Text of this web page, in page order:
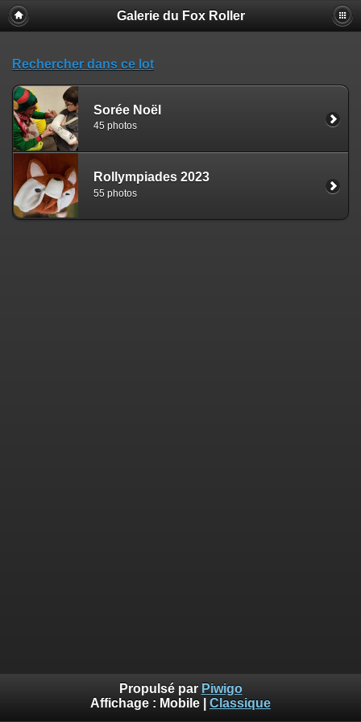
Galerie du Fox Roller
Rechercher dans ce lot
Sorée Noël
45 photos
Rollympiades 2023
55 photos
Propulsé par Piwigo
Affichage : Mobile Classique